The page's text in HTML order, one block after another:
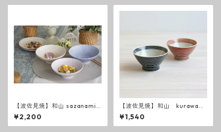
【波佐見焼】和山 sazanami
平碗
¥2,200
【波佐見焼】和山 kurawank
a碗 藍駒・朱駒
¥1,540